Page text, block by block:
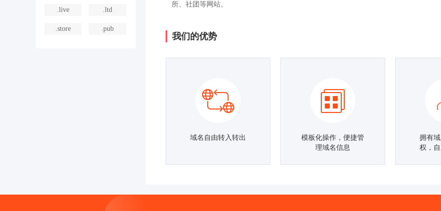
.live .ltd
.store .pub
所、社团等网站。
我们的优势
域名自由转入转出
模板化操作，便捷管
理域名信息
拥有
权，